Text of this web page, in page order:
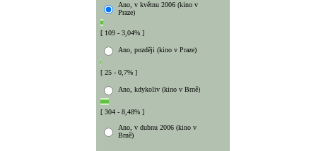
Ano, v květnu 2006 (kino v
Praze)
[ 109 - 3,04% ]
Ano, později (kino v Praze)
[ 25 - 0,7% ]
Ano, kdykoliv (kino v Brně)
[ 304 - 8,48% ]
Ano, v dubnu 2006 (kino v
Brně)